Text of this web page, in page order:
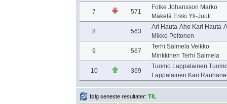
7 571
Folke Johansson Marko
Mäkelä Erkki Yli-Juuti
8 563
Ari Hauta-Aho Kari Hauta-
Mikko Peltonen
9 567
Terhi Salmela Veikko
Minkkinen Terhi Salmela
10 369
Tuomo Lappalainen
Lappalainen Kari
følg seneste resultater: TIL